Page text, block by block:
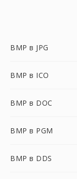
BMP в JPG
BMP в ICO
BMP в DOC
BMP в PGM
BMP в DDS